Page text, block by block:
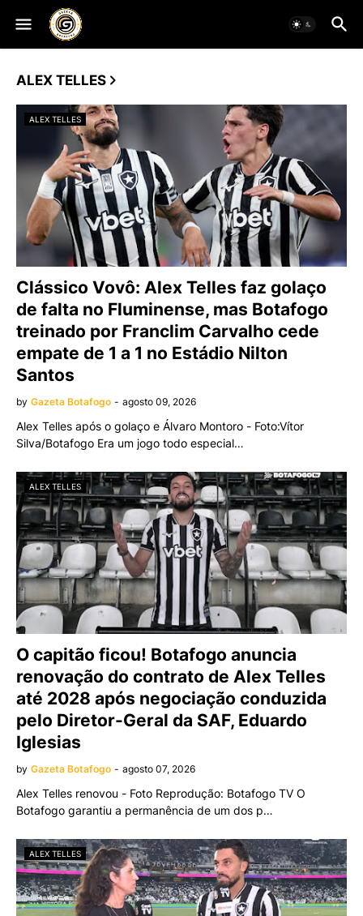
ALEX TELLES
ALEX TELLES
Clássico Vovô: Alex Telles faz golaço
de falta no Fluminense, mas Botafogo
treinado por Franclim Carvalho cede
empate de 1 a 1 no Estádio Nilton
Santos
by Gazeta Botafogo - agosto 09, 2026
Alex Telles após o golaço e Álvaro Montoro - Foto:Vítor
Silva/Botafogo Era um jogo todo especial…
ALEX TELLES
O capitão ficou! Botafogo anuncia
renovação do contrato de Alex Telles
até 2028 após negociação conduzida
pelo Diretor-Geral da SAF, Eduardo
Iglesias
by Gazeta Botafogo - agosto 07, 2026
Alex Telles renovou - Foto Reprodução: Botafogo TV O
Botafogo garantiu a permanência de um dos p…
ALEX TELLES